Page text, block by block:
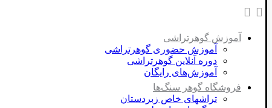
آموزش گوهرتراشی
آموزش حضوری گوهرتراشی
دوره آنلاین گوهرتراشی
آموزش‌های رایگان
فروشگاه گوهر سنگ‌ها
تراشهای خاص زبردستان